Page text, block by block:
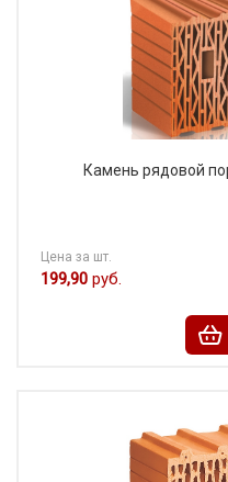
Камень рядовой
Цена за шт.
199,90 руб.